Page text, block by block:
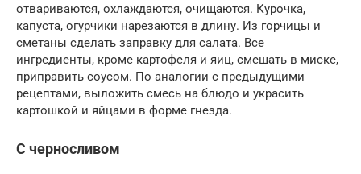
отвариваются, охлаждаются, очищаются. Курочка,
капуста, огурчики нарезаются в длину. Из горчицы и
сметаны сделать заправку для салата. Все
ингредиенты, кроме картофеля и яиц, смешать в миске,
приправить соусом. По аналогии с предыдущими
рецептами, выложить смесь на блюдо и украсить
картошкой и яйцами в форме гнезда.
С черносливом